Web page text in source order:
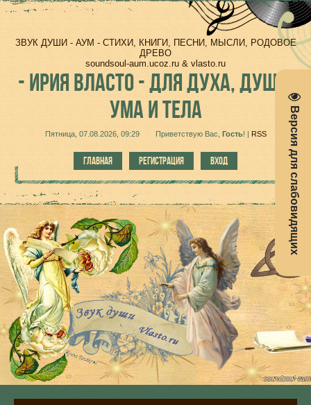
Версия для слабовидящих
ЗВУК ДУШИ - АУМ - СТИХИ, КНИГИ, ПЕСНИ, МЫСЛИ, РОДОВОЕ
ДРЕВО
soundsoul-aum.ucoz.ru & vlasto.ru
-ИРИЯ ВЛАСТО - ДЛЯ ДУХА, ДУШИ,
УМА И ТЕЛА
Пятница, 07.08.2026, 09:29 Приветствую Вас Гость!| RSS
ГЛАВНАЯ РЕГИСТРАЦИЯ ВХОД